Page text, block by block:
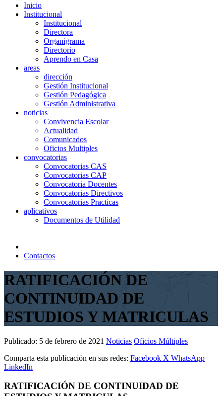
Inicio
Institucional
Institucional
Directora
Organigrama
Directorio
Aprendo en Casa
areas
dirección
Gestión Institucional
Gestión Pedagógica
Gestión Administrativa
noticias
Convivencia Escolar
Actualidad
Comunicados
Oficios Multiples
convocatorias
Convocatorias CAS
Convocatorias CAP
Convocatoria Docentes
Convocatorias Directivos
Convocatorias Practicas
aplicativos
Documentos de Utilidad
Contactos
RATIFICACIÓN DE
CONTINUIDAD DE
ESTUDIOS Y MATRICULAS
Publicado: 5 de febrero de 2021 Noticias Oficios Múltiples
Comparta esta publicación en sus redes: Facebook X WhatsApp
LinkedIn
RATIFICACIÓN DE CONTINUIDAD DE